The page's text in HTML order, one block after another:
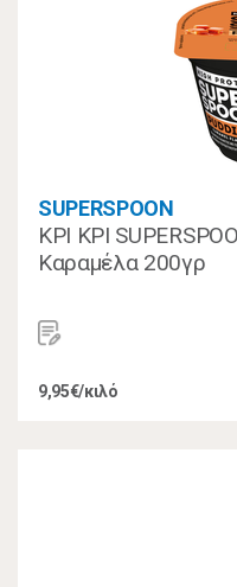
SUPERSPOON
ΚΡΙ ΚΡΙ
Καραμέλα 200γρ
9,95€/κιλό